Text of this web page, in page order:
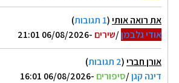
את רואה אותי(1 תגובות
)
אודי גלבמן/שירים -06/08/2026 21:01
אורן חברי(2 תגובות
)
דינה קגן/סיפורים -06/08/2026 16:01